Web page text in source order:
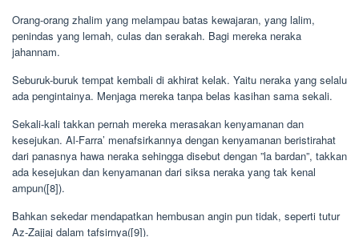
Orang-orang zhalim yang melampau batas kewajaran, yang lalim,
penindas yang lemah, culas dan serakah. Bagi mereka neraka
jahannam.
Seburuk-buruk tempat kembali di akhirat kelak. Yaitu neraka yang selalu
ada pengintainya. Menjaga mereka tanpa belas kasihan sama sekali.
Sekali-kali takkan pernah mereka merasakan kenyamanan dan
kesejukan. Al-Farra’ menafsirkannya dengan kenyamanan beristirahat
dari panasnya hawa neraka sehingga disebut dengan ”la bardan”, takkan
ada kesejukan dan kenyamanan dari siksa neraka yang tak kenal
ampun([8]).
Bahkan sekedar mendapatkan hembusan angin pun tidak, seperti tutur
Az-Zajjaj dalam tafsirnya([9]).